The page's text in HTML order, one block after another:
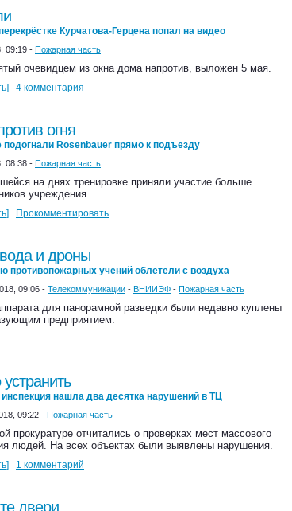
Курчатова-Герцена попал на видео
09:19 - Пожарная часть
очевидцем из окна дома напротив, выложен 5 мая.
4 комментария
огня
Rosenbauer прямо к подъезду
08:38 - Пожарная часть
на днях тренировке приняли участие больше
учреждения.
Прокомментировать
и дроны
противопожарных учений облетели с воздуха
09:06 - Телекоммуникации - ВНИИЭФ - Пожарная часть
для панорамной разведки были недавно куплены
предприятием.
нашла два десятка нарушений в ТЦ
09:22 - Пожарная часть
прокуратуре отчитались о проверках мест массового
людей. На всех объектах были выявлены нарушения.
1 комментарий
двери